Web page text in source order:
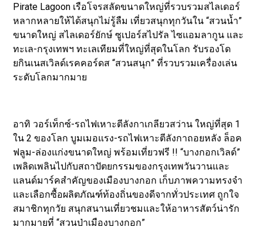
Pirate Lagoon เรือโจรสลัดขนาดใหญ่ที่รวบรวมสไลเดอร์
หลากหลายให้ได้สนุกไม่รู้ลืม เที่ยวสนุกทุกวันใน “สวนน้ำ”
ขนาดใหญ่ สไลเดอร์ยักษ์ ซูเปอร์สไปรัล ไซแอมลากูน และ
ทะเล-กรุงเทพฯ ทะเลเทียมที่ใหญ่ที่สุดในโลก รับรองโด
ยกินเนสเวิลด์เรคคอร์ดส “สวนสนุก” ที่รวบรวมเครื่องเล่น
ระดับโลกมากมาย
อาทิ วอร์เท็กซ์-รถไฟเหาะตีลังกาเกลียวสว่าน ใหญ่ที่สุด 1
ใน 2 ของโลก บูมเมอแรง-รถไฟเหาะตีลังกาถอยหลัง ล็อค
ฟลูม-ล่องแก่งขนาดใหญ่ พร้อมเที่ยวฟรี !! “บางกอกเวิลด์”
เพลิดเพลินไปกับสถาปัตยกรรมของกรุงเทพวันวานและ
แลนด์มาร์คสำคัญของเมืองบางกอก เก็บภาพความทรงจำ
และเลือกซื้อผลิตภัณฑ์ท้องถิ่นของดีจากทั่วประเทศ ถูกใจ
สมาชิกทุกวัย สนุกสนานเที่ยวชมและให้อาหารสัตว์น่ารัก
มากมายที่ “สวนป่าเมืองบางกอก”